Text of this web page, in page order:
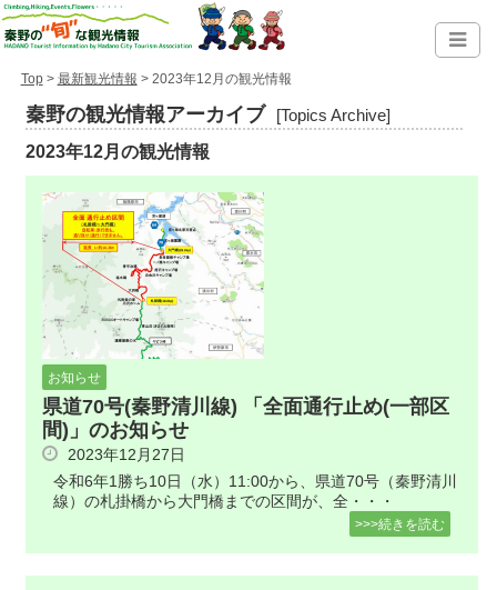
Top> 最新観光情報 > 2023年12月の観光情報
秦野の観光情報アーカイブ [Topics Archive]
2023年12月の観光情報
お知らせ
県道70号(秦野清川線) 「全面通行止め(一部区
間)」のお知らせ
2023年12月27日
令和6年1勝ち10日（水）11:00から、県道70号（秦野清川
線）の札掛橋から大門橋までの区間が、全・・・
>>>続きを読む